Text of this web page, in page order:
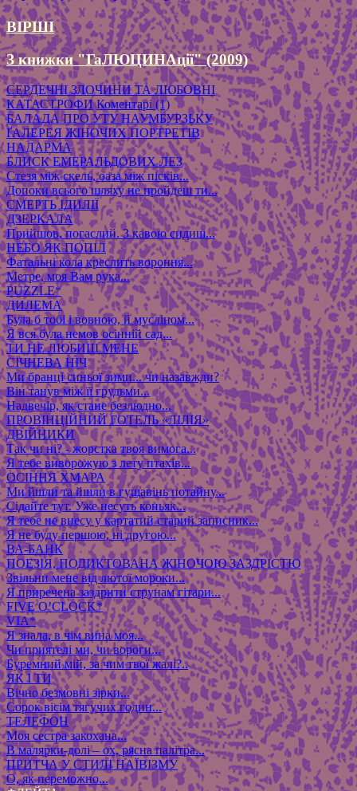
ВІРШІ
З книжки "ГаЛЮЦИНАції" (2009)
СЕРДЕЧНІ ЗЛОЧИНИ ТА ЛЮБОВНІ
КАТАСТРОФИ Коментарі (1)
БАЛАДА ПРО УТУ НАУМБУРЗЬКУ
ҐАЛЕРЕЯ ЖІНОЧИХ ПОРТРЕТІВ
НАДАРМА
БЛИСК ЕМЕРАЛЬДОВИХ ЛЕЗ
Стезя між скель, оаза між пісків...
Допоки всього шляху не пройдеш ти...
СМЕРТЬ ІДИЛІЇ
ДЗЕРКАЛА
Прийшов, погаслий. З кавою сидиш...
НЕБО ЯК ПОПІЛ
Фатальні кола креслить вороння...
Метре, моя Вам рука...
PUZZLE*
ДИЛЕМА
Була б тобі і вовною, й мусліном...
Я вся була немов осінній сад...
ТИ НЕ ЛЮБИШ МЕНЕ
СІЧНЕВА НІЧ
Ми бранці синьої зими... чи назавжди?
Він танув між її грудьми...
Надвечір, як стане безлюдно...
ПРОВІНЦІЙНИЙ ГОТЕЛЬ «ЛІЛІЯ»
ДВІЙНИКИ
Так чи ні? - жорстка твоя вимога...
Я тебе виворожую з лету птахів...
ОСІННЯ ХМАРА
Ми йшли та йшли в гущавінь потайну...
Сідайте тут. Уже несуть коньяк...
Я тебе не внесу у картатий старий записник...
Я не буду першою, ні другою...
ВА-БАНК
ПОЕЗІЯ, ПОДИКТОВАНА ЖІНОЧОЮ ЗАЗДРІСТЮ
Звільни мене від лютої мороки...
Я приречена заздрити струнам гітари...
FIVE O’CLOCK*
VIA*
Я знала, в чім вина моя...
Чи приятелі ми, чи вороги...
Буремний мій, за чим твої жалі?..
ЯК І ТИ
Вічно безмовні зірки...
Сорок вісім тягучих годин...
ТЕЛЕФОН
Моя сестра закохана...
В малярки-долі – ох, рясна палітра...
ПРИТЧА У СТИЛІ НАЇВІЗМУ
О, як переможно...